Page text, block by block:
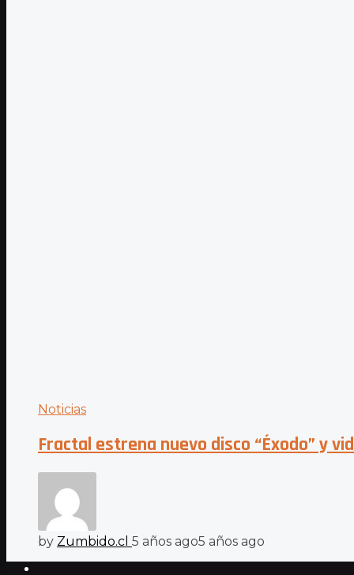
Noticias
Fractal estrena nuevo disco “Éxodo” y
by Zumbido.cl 5 años ago5 años ago